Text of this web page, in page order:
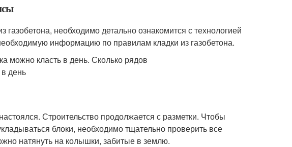
газобетона, необходимо детально ознакомится с технологией
информацию по правилам кладки из газобетона.
Строительство продолжается с разметки. Чтобы
блоки, необходимо тщательно проверить все
натянуть на колышки, забитые в землю.